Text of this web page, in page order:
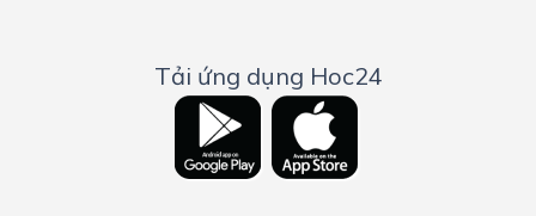
Tải ứng dụng Hoc24